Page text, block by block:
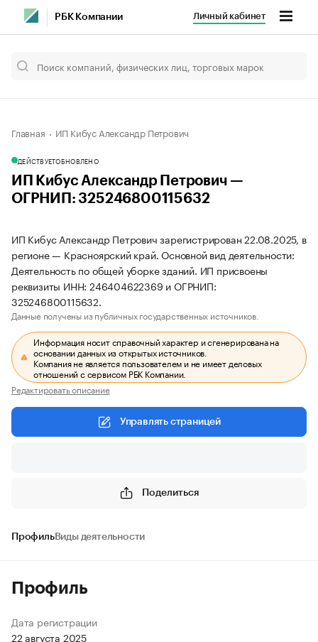
РБК Компании Личный кабинет
Главная ИП Кибус Александр Петрович
ДЕЙСТВУЕТОБНОВЛЕНО
ИП Кибус Александр Петрович —
ОГРНИП: 325246800115632
ИП Кибус Александр Петрович зарегистрирован 22.08.2025, в
регионе — Красноярский край. Основной вид деятельности:
Деятельность по общей уборке зданий. ИП присвоены
реквизиты ИНН: 246404622369 и ОГРНИП:
325246800115632.
Данные получены из публичных государственных источников.
Информация носит справочный характер и сгенерирована на
основании данных из открытых источников.
Компания не является пользователем и не имеет деловых
отношений с сервисом РБК Компании.
Редактировать описание
Управлять страницей
Поделиться
ПрофильВиды деятельности
Профиль
Дата регистрации
22 августа 2025